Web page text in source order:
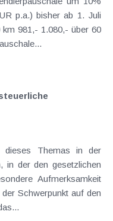
dieses Themas in der
in der den gesetzlichen
Aufmerksamkeit
Schwerpunkt auf den